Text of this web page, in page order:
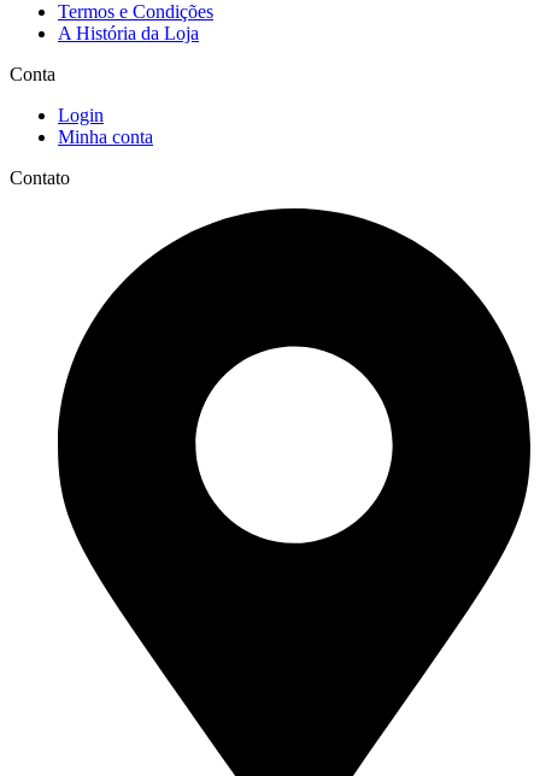
Termos e Condições
A História da Loja
Conta
Login
Minha conta
Contato